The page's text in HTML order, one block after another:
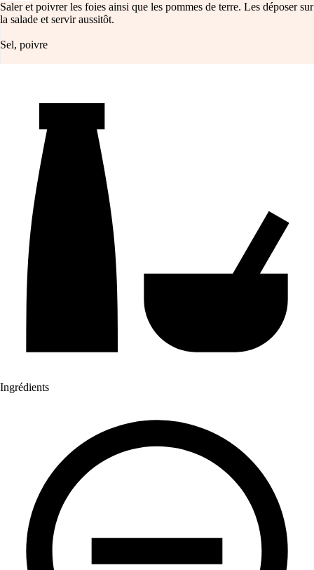
Saler et poivrer les foies ainsi que les pommes de terre. Les déposer sur
la salade et servir aussitôt.
Sel, poivre
Ingrédients